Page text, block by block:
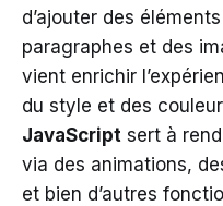
d’ajouter des
paragraphes et des
vient enrichir
du style et des
JavaScript sert à
via des animations,
et bien d’autres